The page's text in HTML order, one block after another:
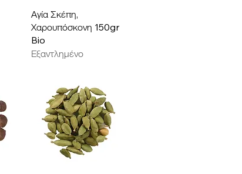
Γρήγορη προβολή
Αγία Σκέπη,
Χαρουπόσκονη 150gr
Bio
Εξαντλημένο